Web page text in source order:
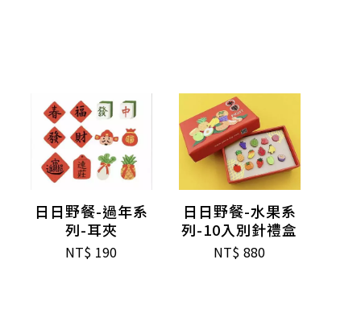
日日野餐-過年系
列-耳夾
NT$ 190
日日野餐-水果系
列-10入別針禮盒
NT$ 880